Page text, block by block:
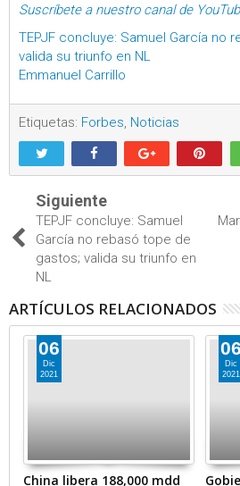
Suscríbete a nuestro canal de
TEPJF concluye: Samuel García no
valida su triunfo en NL
Emmanuel Carrillo
Etiquetas: Forbes Noticias
Siguiente
TEPJF concluye: Samuel
García no rebasó tope de
gastos; valida su triunfo en
NL
ARTÍCULOS RELACIONADOS
06
Dic
2021
China libera 188,000 mdd
06
Dic
2021